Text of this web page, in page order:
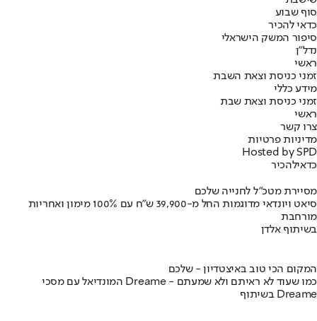
סוף שבוע
כדאי להכיר
סיפור המשק הישראלי
נדל"ן
ראשי
זמני כניסת וצאת השבת
מידע כללי
זמני כניסת וצאת שבת
ראשי
צרו קשר
מדיניות פרטיות
Hosted by SPD
כדאילהכיר
מסיירת מטכ"ל לחנייה שלכם
סיאט ויונדאי מדוגמות החל מ-39,900 ש״ח עם 100% מימון ואחריות
מורחבת
בשיתוף אלדן
המקום הכי טוב באיצטדיון - שלכם
המונדיאל עם מסכי Dreame - כמו שעוד לא ראיתם ולא שמעתם
בשיתוף Dreame